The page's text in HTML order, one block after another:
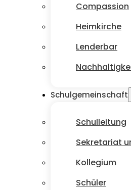
Compassion
Heimkirche
Lenderbar
Schulgemeinschaft
Schulleitung
Sekretariat
Kollegium
Schüler